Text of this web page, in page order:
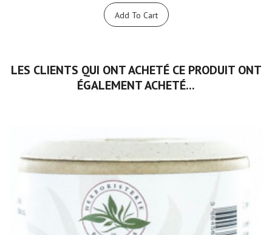
Add To Cart
LES CLIENTS QUI ONT ACHETÉ CE PRODUIT ONT
ÉGALEMENT ACHETÉ...